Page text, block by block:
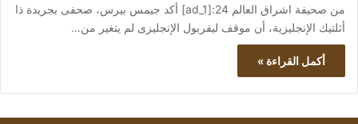
من صحيفة اشراق العالم 24:[ad_1] أكد جيمس بيرس، صحفى بجريدة ذا
أثلتيك الإنجليزية، أن موقف ليفربول الإنجليزى لم يتغير من…
أكمل القراءة »